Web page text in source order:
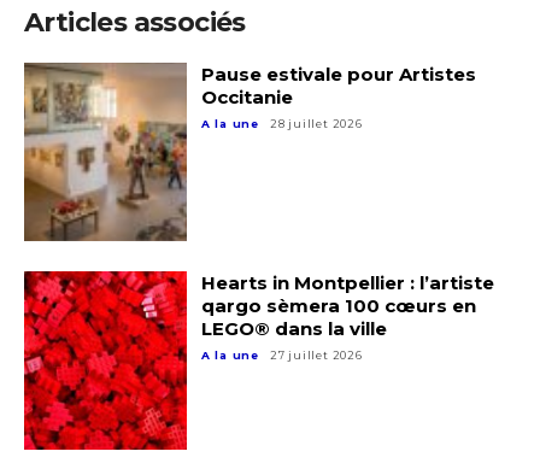
Articles associés
Pause estivale pour Artistes
Occitanie
A la une 28 juillet 2026
Hearts in Montpellier : l’artiste
qargo sèmera 100 cœurs en
LEGO® dans la ville
A la une 27 juillet 2026